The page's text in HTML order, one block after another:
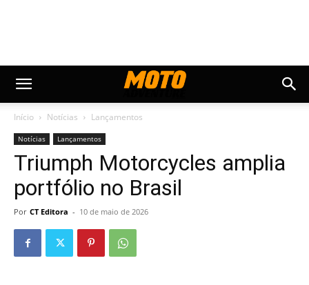
Início Notícias Lançamentos
Notícias Lançamentos
Triumph Motorcycles amplia
portfólio no Brasil
Por CT Editora - 10 de maio de 2026